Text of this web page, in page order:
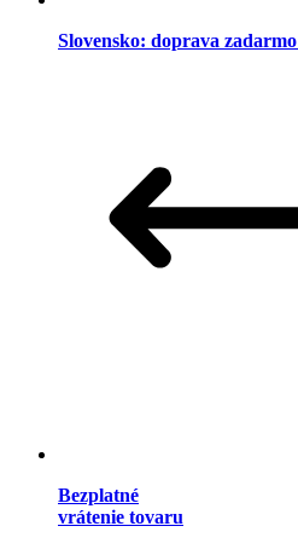
Slovensko: doprava zadarmo
Bezplatné
vrátenie tovaru